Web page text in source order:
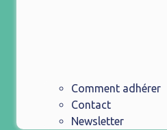
Comment adhérer
Contact
Newsletter